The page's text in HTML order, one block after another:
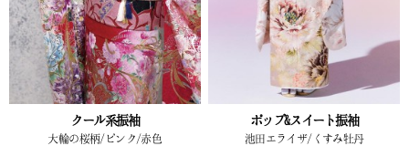
クール系振袖
大輪の桜柄/ピンク/赤色
ポップ&スイート振袖
池田エライザ/くすみ牡丹